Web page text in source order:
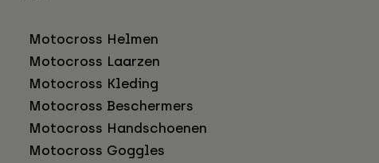
Motocross Helmen
Motocross Laarzen
Motocross Kleding
Motocross Beschermers
Motocross Handschoenen
Motocross Goggles